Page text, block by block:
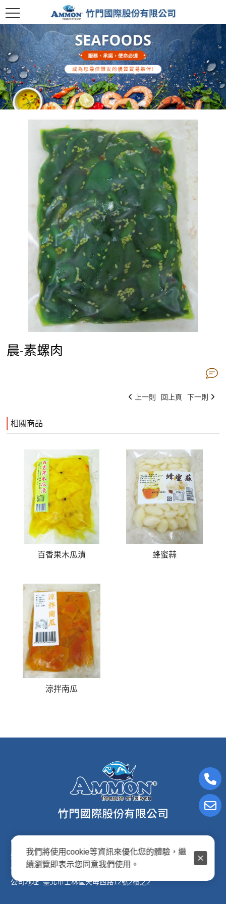
晨-素螺肉
上一則 回上頁 下一則
相關商品
百香果木瓜漬 蜂蜜蒜
涼拌南瓜
電子信箱:ammon8@ms22.hinet.net
連絡電話: (02)2876-2691
傳真專線: (02)2876-2692
公司地址: 臺北市士林區天母西路12號2樓之2
我們將使用cookie等資訊來優化您的體驗，繼
續瀏覽即表示您同意我們使用。